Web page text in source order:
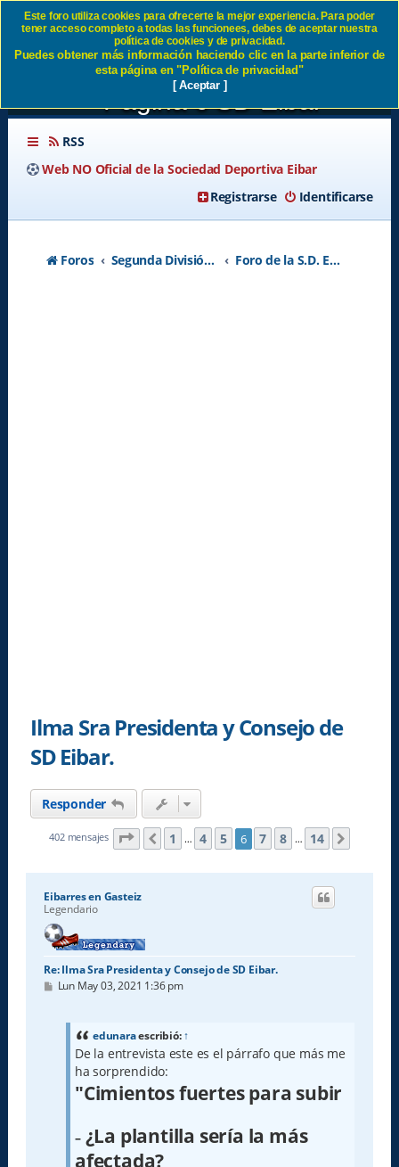
Ilma Sra Presidenta y
Consejo de SD Eibar. -
Página 6 SD Eibar
RSS
Web NO Oficial de la Sociedad Deportiva Eibar
Identificarse
Registrarse
Foros Segunda División A - Temporada 2026-2027 Foro de la S.D. Eibar
Ilma Sra Presidenta y Consejo de
SD Eibar.
Responder
402 mensajes Página 6de 14
Anterior
1 … 4 5 6 7 8 … 14
Eibarres en Gasteiz
Legendario
Re: Ilma Sra Presidenta y Consejo de SD Eibar.
M
Lun May 03, 2021 1:36 pm
edunaraescribió:↑
De la entrevista este es el párrafo que más me
ha sorprendido:
"Cimientos fuertes para subir
–¿La plantilla sería la más
afectada?
Este foro utiliza cookies para ofrecerte la mejor experiencia. Para poder
tener acceso completo a todas las funcionees, debes de aceptar nuestra
política de cookies y de privacidad.
Puedes obtener más información haciendo clic en la parte inferior de
esta página en "Política de privacidad"
[ Aceptar ]